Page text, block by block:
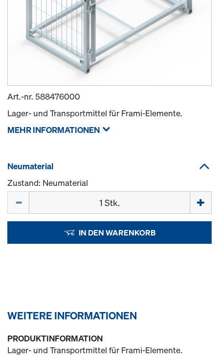
Art.-nr. 588476000
Lager- und Transportmittel für Frami-Elemente.
MEHR INFORMATIONEN
Neumaterial
Zustand: Neumaterial
IN DEN WARENKORB
WEITERE INFORMATIONEN
PRODUKTINFORMATION
Lager- und Transportmittel für Frami-Elemente.